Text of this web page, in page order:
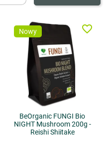
Nowy
BeOrganic FUNGI Bio
NIGHT Mushroom 200g -
Reishi Shiitake
favorite_border